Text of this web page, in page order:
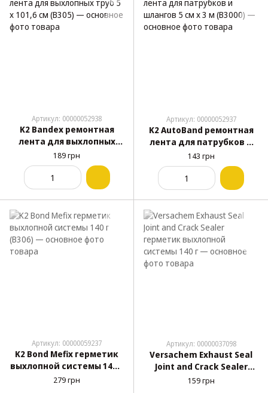
Артикул: 00000052938
K2 Bandex ремонтная
лента для выхлопных
труб 5 x 101,6 см (B305)
189 грн
Артикул: 00000052937
K2 AutoBand ремонтная
лента для патрубков и
шлангов 5 см x 3 м (B3000)
143 грн
Артикул: 00000059237
K2 Bond Mefix герметик
выхлопной системы 140 г
(B306)
279 грн
Артикул: 00000037098
Versachem Exhaust Seal
Joint and Crack Sealer
герметик выхлопной
159 грн